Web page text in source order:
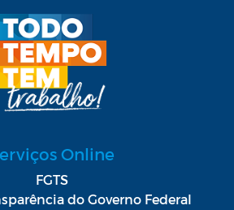
Online
FGTS
do Governo Federal